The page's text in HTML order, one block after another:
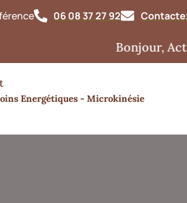
06 08 37 27 92
Bonjour,
Energétiques - Microkinésie